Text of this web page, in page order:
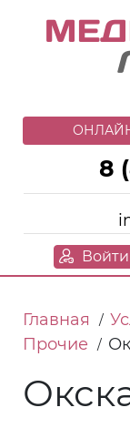
8
Войти
Главная /
Прочие /